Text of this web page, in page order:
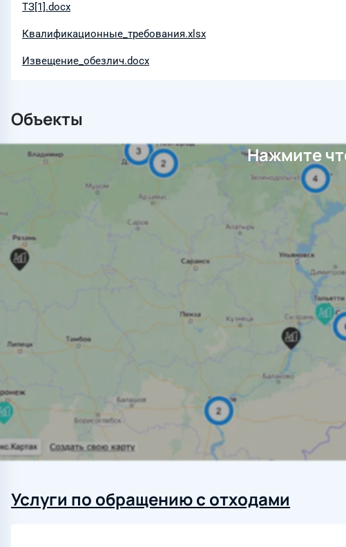
ТЗ[1].docx
Квалификационные_требования.xlsx
Извещение_обезлич.docx
Объекты
Нажмите
Услуги по обращению с отходами